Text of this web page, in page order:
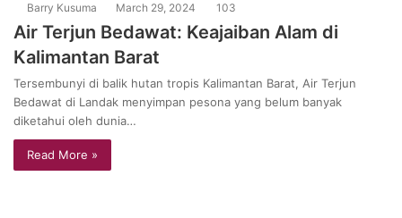
Barry Kusuma March 29, 2024 103
Air Terjun Bedawat: Keajaiban Alam di
Kalimantan Barat
Tersembunyi di balik hutan tropis Kalimantan Barat, Air Terjun
Bedawat di Landak menyimpan pesona yang belum banyak
diketahui oleh dunia…
Read More »